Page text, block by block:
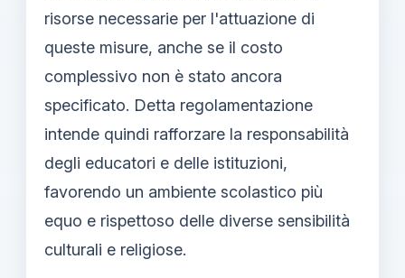
risorse necessarie per l'attuazione di
queste misure, anche se il costo
complessivo non è stato ancora
specificato. Detta regolamentazione
intende quindi rafforzare la responsabilità
degli educatori e delle istituzioni,
favorendo un ambiente scolastico più
equo e rispettoso delle diverse sensibilità
culturali e religiose.